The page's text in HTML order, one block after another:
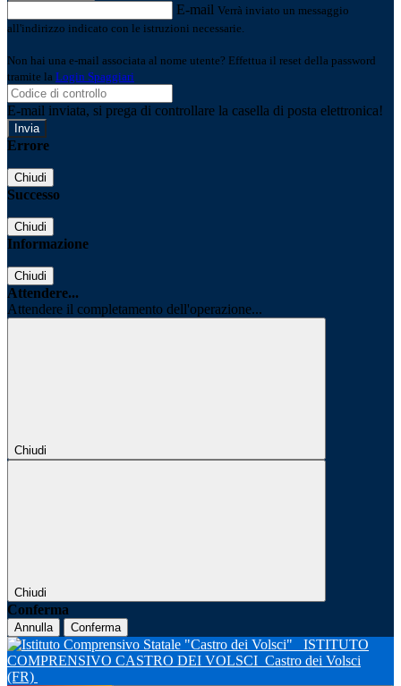
E-mail Verrà inviato un messaggio
all'indirizzo indicato con le istruzioni necessarie.
Non hai una e-mail associata al nome utente? Effettua il reset della password
tramite la Login Spaggiari
E-mail inviata, si prega di controllare la casella di posta elettronica!
Errore
Chiudi
Successo
Chiudi
Informazione
Chiudi
Attendere...
Attendere il completamento dell'operazione...
Chiudi
Chiudi
Conferma
Annulla Conferma
ISTITUTO
COMPRENSIVO CASTRO DEI VOLSCI Castro dei Volsci
(FR)